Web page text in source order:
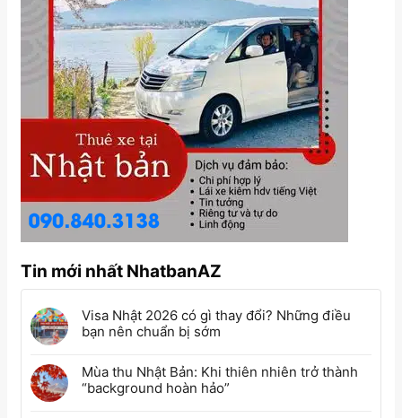
Tin mới nhất NhatbanAZ
Visa Nhật 2026 có gì thay đổi? Những điều
bạn nên chuẩn bị sớm
Mùa thu Nhật Bản: Khi thiên nhiên trở thành
“background hoàn hảo”